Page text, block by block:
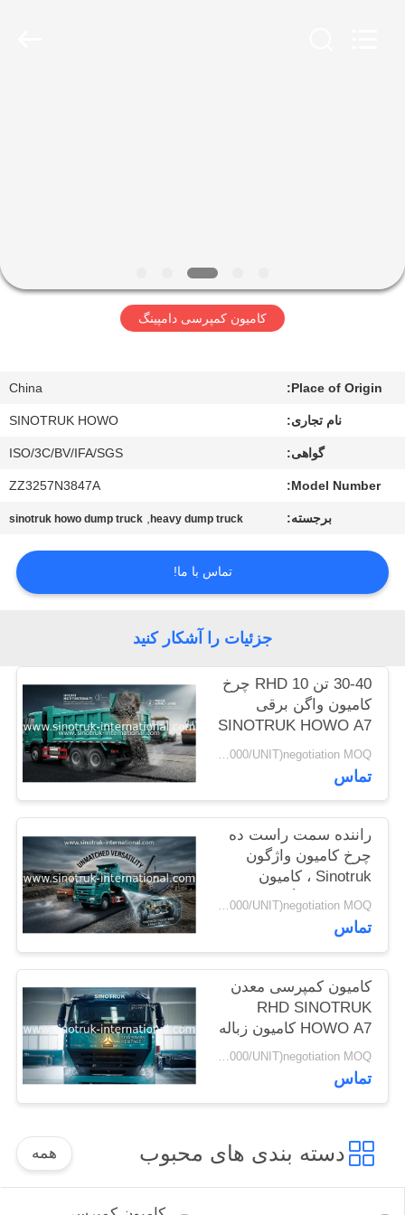
تور
کنترل
کیفیت
بگیرید
قول
نقشه
سایت
سیاست
حفظ
حریم
خصوصی
کامیون کمپرسی دامپینگ
Place of Origin:
China
نام تجاری: SINOTRUK HOWO
گواهی: ISO/3C/BV/IFA/SGS
Model Number:
ZZ3257N3847A
برجسته: heavy dump truck
,
sinotruk howo dump truck
تماس با ما!
جزئیات را آشکار کنید
30-40 تن RHD 10 چرخ
کامیون واگن برقی
SINOTRUK HOWO A7
برای ساخت و ساز
USD38000-USD42000/UNIT)negotiation MOQ:واحد 1
تماس
راننده سمت راست ده
چرخ کامیون واژگون
Sinotruk ، کامیون
کمپرسی سنگین
USD38000-USD42000/UNIT)negotiation MOQ:واحد 1
تماس
کامیون کمپرسی معدن
RHD SINOTRUK
HOWO A7 کامیون زباله
ZZ3257M3847N1 A7- PUSD38000-USD42000/UNIT)negotiation MOQ:واحد 1
تماس
دسته بندی های محبوب همه